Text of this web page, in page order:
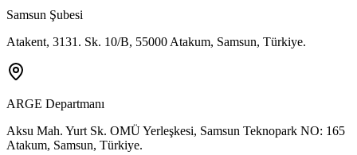
Samsun Şubesi
Atakent, 3131. Sk. 10/B, 55000 Atakum, Samsun, Türkiye.
ARGE Departmanı
Aksu Mah. Yurt Sk. OMÜ Yerleşkesi, Samsun Teknopark NO: 165
Atakum, Samsun, Türkiye.